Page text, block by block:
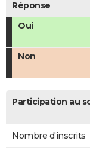
Réponse
Oui
Non
Participation au
Nombre d'inscrits